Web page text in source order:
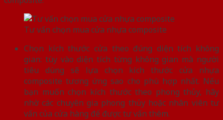
Tư vấn chọn mua cửa nhựa composite
Chọn kích thước cửa theo đúng diện tích không
gian: tùy vào diện tích từng không gian mà người
tiêu dùng sẽ lựa chọn kích thước cửa nhựa
composite tương ứng sao cho phù hợp nhất. Nếu
bạn muốn chọn kích thước theo phong thủy, hãy
nhờ các chuyên gia phong thủy hoặc nhân viên tư
vấn của cửa hàng để được tư vấn thêm.